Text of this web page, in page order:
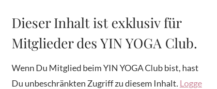
Dieser Inhalt ist exklusiv für
Mitglieder des YIN YOGA Club.
Wenn Du Mitglied beim YIN YOGA Club bist, hast
Du unbeschränkten Zugriff zu diesem Inhalt. Logge